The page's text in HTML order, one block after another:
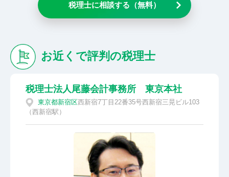
税理士に相談する（無料）
お近くで評判の税理士
税理士法人尾藤会計事務所 東京本社
東京都新宿区西新宿7丁目22番35号西新宿三晃ビル103
（西新宿駅）